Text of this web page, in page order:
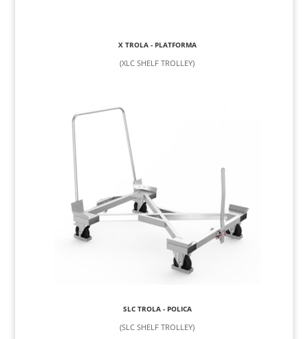
X TROLA - PLATFORMA
(XLC SHELF TROLLEY)
SLC TROLA - POLICA
(SLC SHELF TROLLEY)